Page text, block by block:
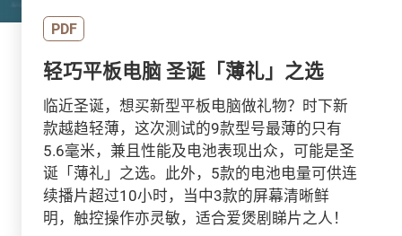
PDF
轻巧平板电脑 圣诞「薄礼」之选
临近圣诞，想买新型平板电脑做礼物？时下新
款越趋轻薄，这次测试的9款型号最薄的只有
5.6毫米，兼且性能及电池表现出众，可能是圣
诞「薄礼」之选。此外，5款的电池电量可供连
续播片超过10小时，当中3款的屏幕清晰鲜
明，触控操作亦灵敏，适合爱煲剧睇片之人！